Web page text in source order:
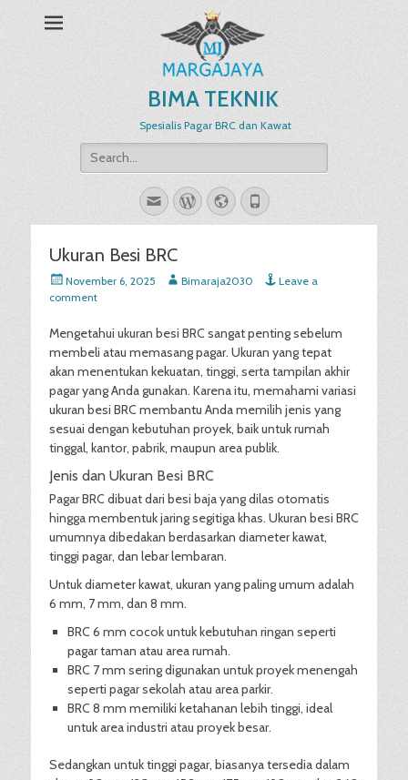
BIMA TEKNIK
Spesialis Pagar BRC dan Kawat
Search
for:
EmailWordPress
WebsitePhone
Ukuran Besi BRC
Posted
on
November 6, 2025 AuthorBimaraja2030
Leave a
comment
Mengetahui ukuran besi BRC sangat penting sebelum
membeli atau memasang pagar. Ukuran yang tepat
akan menentukan kekuatan, tinggi, serta tampilan akhir
pagar yang Anda gunakan. Karena itu, memahami variasi
ukuran besi BRC membantu Anda memilih jenis yang
sesuai dengan kebutuhan proyek, baik untuk rumah
tinggal, kantor, pabrik, maupun area publik.
Jenis dan Ukuran Besi BRC
Pagar BRC dibuat dari besi baja yang dilas otomatis
hingga membentuk jaring segitiga khas. Ukuran besi BRC
umumnya dibedakan berdasarkan diameter kawat,
tinggi pagar, dan lebar lembaran.
Untuk diameter kawat, ukuran yang paling umum adalah
6 mm, 7 mm, dan 8 mm.
BRC 6 mm cocok untuk kebutuhan ringan seperti
pagar taman atau area rumah.
BRC 7 mm sering digunakan untuk proyek menengah
seperti pagar sekolah atau area parkir.
BRC 8 mm memiliki ketahanan lebih tinggi, ideal
untuk area industri atau proyek besar.
Sedangkan untuk tinggi pagar, biasanya tersedia dalam